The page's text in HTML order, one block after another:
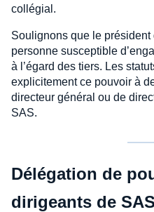
collégial.
Soulignons que le président
personne susceptible
à l’égard des tiers. Les
explicitement ce pouvoir à
directeur général ou de
SAS.
Délégation de
dirigeants de SAS